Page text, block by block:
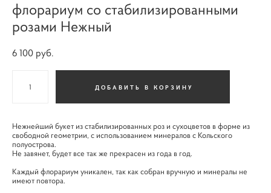
флорариум со стабилизированными
розами Нежный
6 100 pуб.
ДОБАВИТЬ В КОРЗИНУ
Нежнейший букет из стабилизированных роз и сухоцветов в форме из
свободной геометрии, с использованием минералов с Кольского
полуострова.
Не завянет, будет все так же прекрасен из года в год.
Каждый флорариум уникален, так как собран вручную и минералы не
имеют повтора.